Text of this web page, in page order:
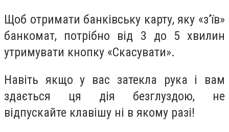
Щоб отримати банківську карту, яку «з’їв»
банкомат, потрібно від 3 до 5 хвилин
утримувати кнопку «Скасувати».
Навіть якщо у вас затекла рука і вам
здається ця дія безглуздою, не
відпускайте клавішу ні в якому разі!